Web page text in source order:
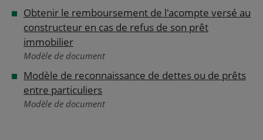
Obtenir le remboursement de l'acompte versé au
constructeur en cas de refus de son prêt
immobilier
Modèle de document
Modèle de reconnaissance de dettes ou de prêts
entre particuliers
Modèle de document